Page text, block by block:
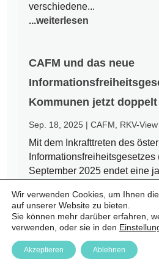
verschiedene...
...weiterlesen
CAFM und das neue
Kommunen jetzt
Sep. 18, 2025 |CAFM RKV-View
Mit dem Inkrafttreten des
Informationsfreiheitsgesetzes
September 2025 endet eine
haben nun einen
amtlichen Informationen –
Ebene. Für Städte und
...weiterlesen
Wir verwenden Cookies, um Ihnen
auf unserer Website zu bieten.
Sie können mehr darüber erfahren,
verwenden, oder sie in den
Akzeptieren Ablehnen